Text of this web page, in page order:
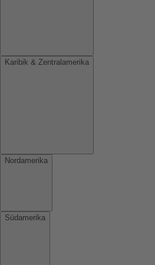
Karibik & Zentralamerika
Nordamerika
Südamerika